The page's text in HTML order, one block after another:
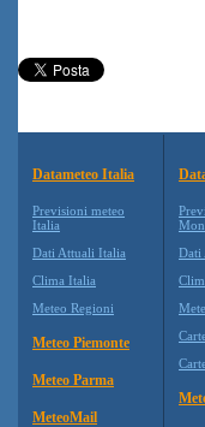
Datameteo Italia
Previsioni meteo
Italia
Dati Attuali Italia
Clima Italia
Meteo Regioni
Meteo Piemonte
Meteo Parma
MeteoMail
Dati